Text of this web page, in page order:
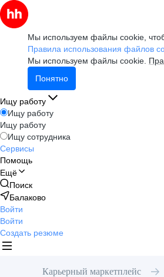
Мы используем файлы cookie,
Правила использования файлов
Мы используем файлы cookie.
Понятно
Ищу работу
Ищу работу
Ищу работу
Ищу сотрудника
Сервисы
Помощь
Ещё
Поиск
Балаково
Войти
Войти
Создать резюме
Карьерный маркетплейс